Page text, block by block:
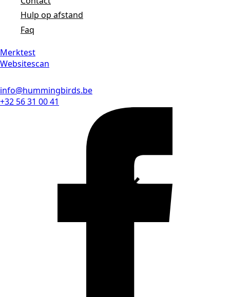
Hulp op afstand
Faq
Merktest
Websitescan
info@hummingbirds.be
+32 56 31 00 41